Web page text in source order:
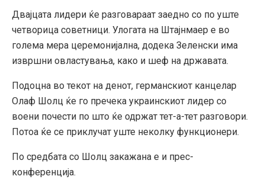
Двајцата лидери ќе разговараат заедно со по уште
четворица советници. Улогата на Штајнмаер е во
голема мера церемонијална, додека Зеленски има
извршни овластувања, како и шеф на државата.
Подоцна во текот на денот, германскиот канцелар
Олаф Шолц ќе го пречека украинскиот лидер со
воени почести по што ќе одржат тет-а-тет разговори.
Потоа ќе се приклучат уште неколку функционери.
По средбата со Шолц закажана е и прес-
конференција.